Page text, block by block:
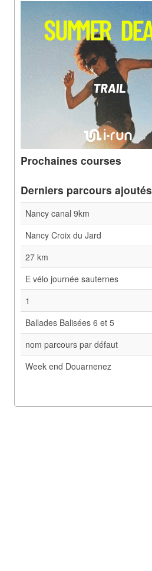
Prochaines courses
Derniers parcours ajoutés
Nancy canal 9km
Nancy Croix du Jard
27 km
E vélo journée sauternes
1
Ballades Balisées 6 et 5
nom parcours par défaut
Week end Douarnenez